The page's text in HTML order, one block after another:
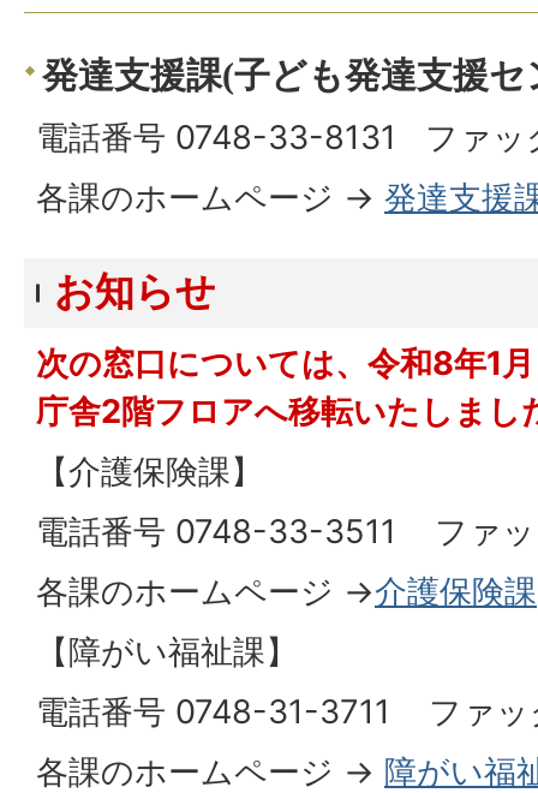
発達支援課(子ども発達支援セ
電話番号 0748-33-8131 ファ
各課のホームページ → 発達支援
お知らせ
次の窓口については、令和8年1
庁舎2階フロアへ移転いたしまし
【介護保険課】
電話番号 0748-33-3511 ファ
各課のホームページ →介護保険課
【障がい福祉課】
電話番号 0748-31-3711 ファ
各課のホームページ → 障がい福